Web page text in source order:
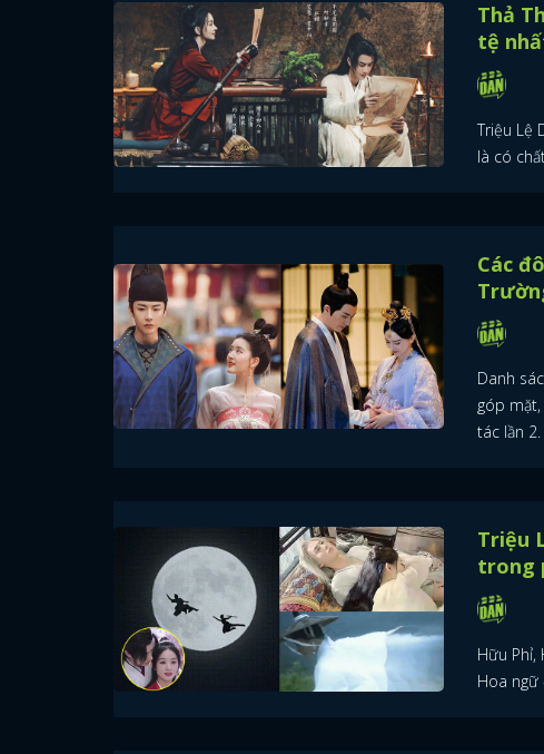
Thả
tệ
Triệu Lệ
là có
Các
Danh
góp
tác lần 2.
Triệu
trong
Hữu Phỉ,
Hoa ngữ